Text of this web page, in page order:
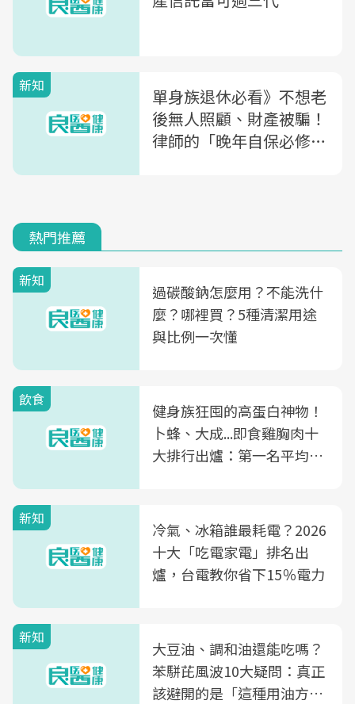
新知
單身族退休必看》不想老
後無人照顧、財產被騙！
律師的「晚年自保必修
熱門推薦
新知
過碳酸鈉怎麼用？不能洗什
麼？哪裡買？5種清潔用途
與比例一次懂
飲食
健身族狂囤的高蛋白神物！
卜蜂、大成...即食雞胸肉十
大排行出爐：第一名平均一
新知
冷氣、冰箱誰最耗電？2026
十大「吃電家電」排名出
爐，台電教你省下15％電力
新知
大豆油、調和油還能吃嗎？
苯駢芘風波10大疑問：真正
該避開的是「這種用油方